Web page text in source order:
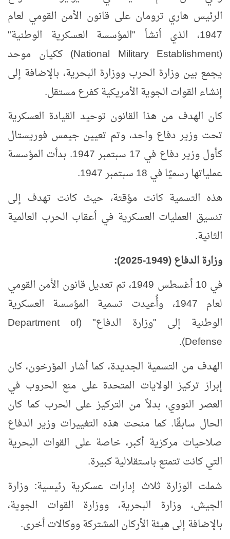
الرئيس هاري ترومان على قانون الأمن القومي لعام
1947، الذي أنشأ "المؤسسة العسكرية الوطنية"
(
National Military Establishment) ككيان موحد
يجمع بين وزارة الحرب ووزارة البحرية، بالإضافة إلى
إنشاء القوات الجوية الأمريكية كفرع مستقل.
كان الهدف من هذا القانون توحيد القيادة العسكرية
تحت وزير دفاع واحد، وتم تعيين جيمس فوريستال
كأول وزير دفاع في 17 سبتمبر 1947. بدأت المؤسسة
عملياتها رسميًا في 18 سبتمبر 1947.
هذه التسمية كانت مؤقتة، حيث كانت تهدف إلى
تنسيق العمليات العسكرية في أعقاب الحرب العالمية
الثانية.
وزارة الدفاع (1949-2025):
في 10 أغسطس 1949، تم تعديل قانون الأمن القومي
لعام 1947، وأُعيدت تسمية المؤسسة العسكرية
الوطنية إلى "وزارة الدفاع" (Department of
Defense
).
الهدف من التسمية الجديدة، كما أشار المؤرخون، كان
إبراز تركيز الولايات المتحدة على منع الحروب في
العصر النووي، بدلاً من التركيز على الحرب كما كان
الحال سابقًا. كما منحت هذه التغييرات وزير الدفاع
صلاحيات مركزية أكبر، خاصة على القوات البحرية
التي كانت تتمتع باستقلالية كبيرة.
شملت الوزارة ثلاث إدارات عسكرية رئيسية: وزارة
الجيش، وزارة البحرية، ووزارة القوات الجوية،
بالإضافة إلى هيئة الأركان المشتركة ووكالات أخرى.